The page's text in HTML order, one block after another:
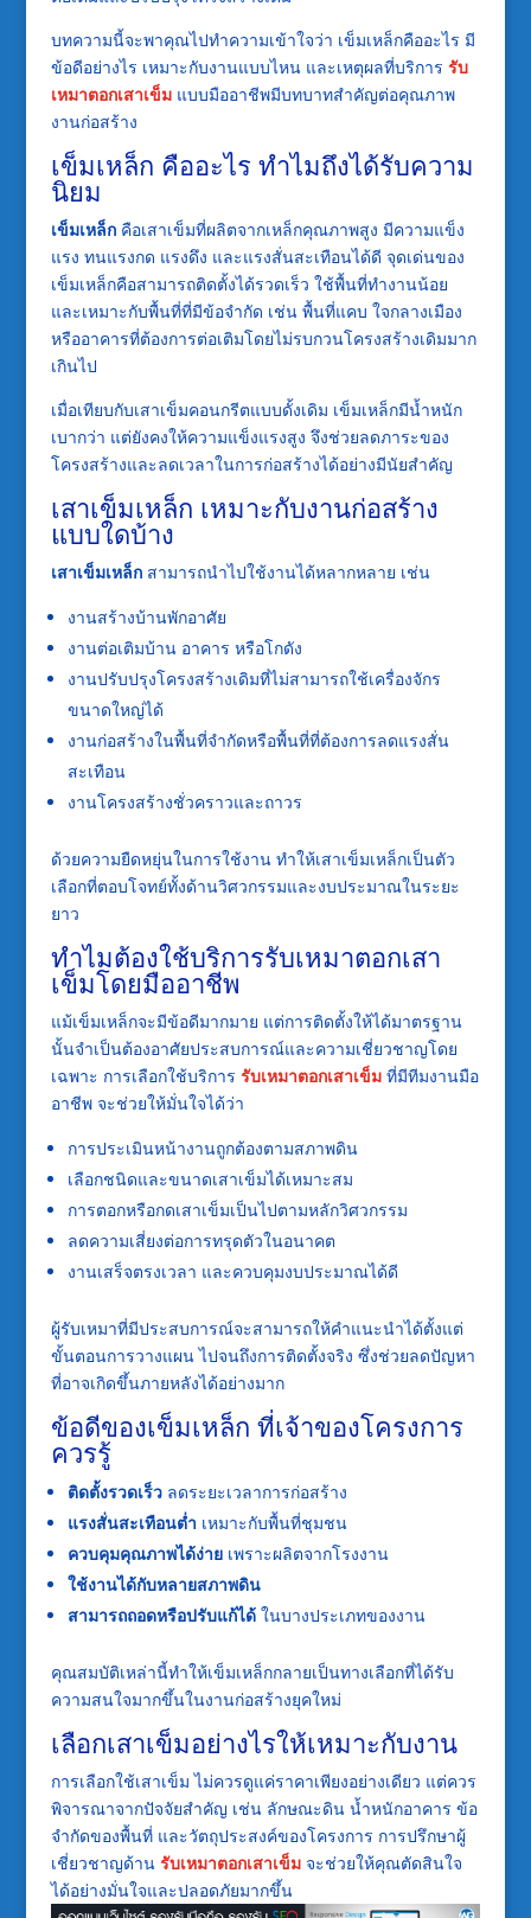
บทความนี้จะพาคุณไปทำความเข้าใจว่า เข็มเหล็กคืออะไร มี
ข้อดีอย่างไร เหมาะกับงานแบบไหน และเหตุผลที่บริการ รับ
เหมาตอกเสาเข็ม แบบมืออาชีพมีบทบาทสำคัญต่อคุณภาพ
งานก่อสร้าง
เข็มเหล็ก คืออะไร ทำไมถึงได้รับความ
นิยม
เข็มเหล็กคือเสาเข็มที่ผลิตจากเหล็กคุณภาพสูง มีความแข็ง
แรง ทนแรงกด แรงดึง และแรงสั่นสะเทือนได้ดี จุดเด่นของ
เข็มเหล็กคือสามารถติดตั้งได้รวดเร็ว ใช้พื้นที่ทำงานน้อย
และเหมาะกับพื้นที่ที่มีข้อจำกัด เช่น พื้นที่แคบ ใจกลางเมือง
หรืออาคารที่ต้องการต่อเติมโดยไม่รบกวนโครงสร้างเดิมมาก
เกินไป
เมื่อเทียบกับเสาเข็มคอนกรีตแบบดั้งเดิม เข็มเหล็กมีน้ำหนัก
เบากว่า แต่ยังคงให้ความแข็งแรงสูง จึงช่วยลดภาระของ
โครงสร้างและลดเวลาในการก่อสร้างได้อย่างมีนัยสำคัญ
เสาเข็มเหล็ก เหมาะกับงานก่อสร้าง
แบบใดบ้าง
เสาเข็มเหล็กสามารถนำไปใช้งานได้หลากหลาย เช่น
งานสร้างบ้านพักอาศัย
งานต่อเติมบ้าน อาคาร หรือโกดัง
งานปรับปรุงโครงสร้างเดิมที่ไม่สามารถใช้เครื่องจักร
ขนาดใหญ่ได้
งานก่อสร้างในพื้นที่จำกัดหรือพื้นที่ที่ต้องการลดแรงสั่น
สะเทือน
งานโครงสร้างชั่วคราวและถาวร
ด้วยความยืดหยุ่นในการใช้งาน ทำให้เสาเข็มเหล็กเป็นตัว
เลือกที่ตอบโจทย์ทั้งด้านวิศวกรรมและงบประมาณในระยะ
ยาว
ทำไมต้องใช้บริการรับเหมาตอกเสา
เข็มโดยมืออาชีพ
แม้เข็มเหล็กจะมีข้อดีมากมาย แต่การติดตั้งให้ได้มาตรฐาน
นั้นจำเป็นต้องอาศัยประสบการณ์และความเชี่ยวชาญโดย
เฉพาะ การเลือกใช้บริการ รับเหมาตอกเสาเข็ม ที่มีทีมงานมือ
อาชีพ จะช่วยให้มั่นใจได้ว่า
การประเมินหน้างานถูกต้องตามสภาพดิน
เลือกชนิดและขนาดเสาเข็มได้เหมาะสม
การตอกหรือกดเสาเข็มเป็นไปตามหลักวิศวกรรม
ลดความเสี่ยงต่อการทรุดตัวในอนาคต
งานเสร็จตรงเวลา และควบคุมงบประมาณได้ดี
ผู้รับเหมาที่มีประสบการณ์จะสามารถให้คำแนะนำได้ตั้งแต่
ขั้นตอนการวางแผน ไปจนถึงการติดตั้งจริง ซึ่งช่วยลดปัญหา
ที่อาจเกิดขึ้นภายหลังได้อย่างมาก
ข้อดีของเข็มเหล็ก ที่เจ้าของโครงการ
ควรรู้
ติดตั้งรวดเร็วลดระยะเวลาการก่อสร้าง
แรงสั่นสะเทือนต่ำ เหมาะกับพื้นที่ชุมชน
ควบคุมคุณภาพได้ง่ายเพราะผลิตจากโรงงาน
ใช้งานได้กับหลายสภาพดิน
สามารถถอดหรือปรับแก้ได้ในบางประเภทของงาน
คุณสมบัติเหล่านี้ทำให้เข็มเหล็กกลายเป็นทางเลือกที่ได้รับ
ความสนใจมากขึ้นในงานก่อสร้างยุคใหม่
เลือกเสาเข็มอย่างไรให้เหมาะกับงาน
การเลือกใช้เสาเข็ม ไม่ควรดูแค่ราคาเพียงอย่างเดียว แต่ควร
พิจารณาจากปัจจัยสำคัญ เช่น ลักษณะดิน น้ำหนักอาคาร ข้อ
จำกัดของพื้นที่ และวัตถุประสงค์ของโครงการ การปรึกษาผู้
เชี่ยวชาญด้าน รับเหมาตอกเสาเข็ม จะช่วยให้คุณตัดสินใจ
ได้อย่างมั่นใจและปลอดภัยมากขึ้น